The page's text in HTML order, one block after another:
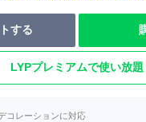
する
LYPプレミアムで使い放題
コレーションに対応